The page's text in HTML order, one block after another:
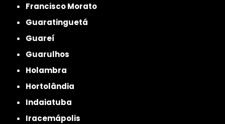
Francisco Morato
Guaratinguetá
Guareí
Guarulhos
Holambra
Hortolândia
Indaiatuba
Iracemápolis